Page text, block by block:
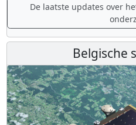
De laatste updates over
Belgische